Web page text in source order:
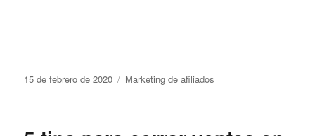
15 de febrero de 2020 Marketing de afiliados